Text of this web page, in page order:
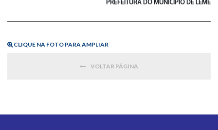
PREFEITURA DO MUNICÍPIO DE LEME
CLIQUE NA FOTO PARA AMPLIAR
VOLTAR PÁGINA